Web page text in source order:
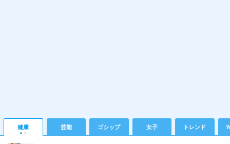
健康 芸能 ゴシップ 女子 トレンド